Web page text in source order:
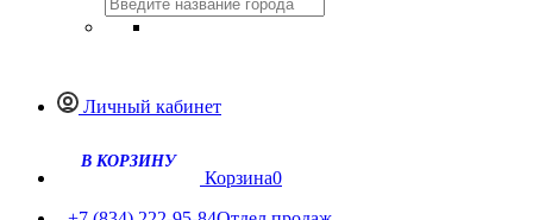
Личный кабинет
Корзина0